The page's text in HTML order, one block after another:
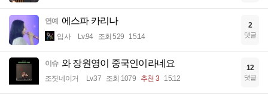
연예 에스파 카리나
입사 Lv.94 조회 529 15:14
2
댓글
이슈 와 장원영이 중국인이라네요
조졋네이거 Lv.37 조회 1079 추천 3 15:12
12
댓글